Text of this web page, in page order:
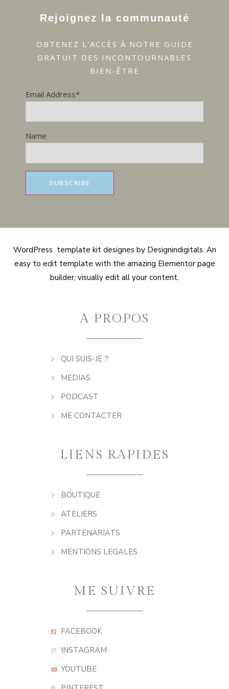
Rejoignez la communauté
OBTENEZ L'ACCÈS À NOTRE GUIDE
GRATUIT DES INCONTOURNABLES
BIEN-ÊTRE
Email Address*
Name
WordPress template kit designes by Designindigitals. An
easy to edit template with the amazing Elementor page
builder, visually edit all your content.
A PROPOS
QUI SUIS-JE ?
MEDIAS
PODCAST
ME CONTACTER
LIENS RAPIDES
BOUTIQUE
ATELIERS
PARTENARIATS
MENTIONS LEGALES
ME SUIVRE
FACEBOOK
INSTAGRAM
YOUTUBE